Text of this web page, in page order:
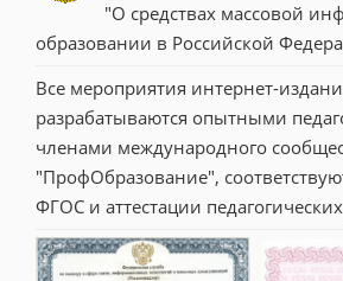
"О средствах массовой
образовании в Российской
Все мероприятия интернет-
разрабатываются опытными
членами международного
"ПрофОбразование",
ФГОС и аттестации